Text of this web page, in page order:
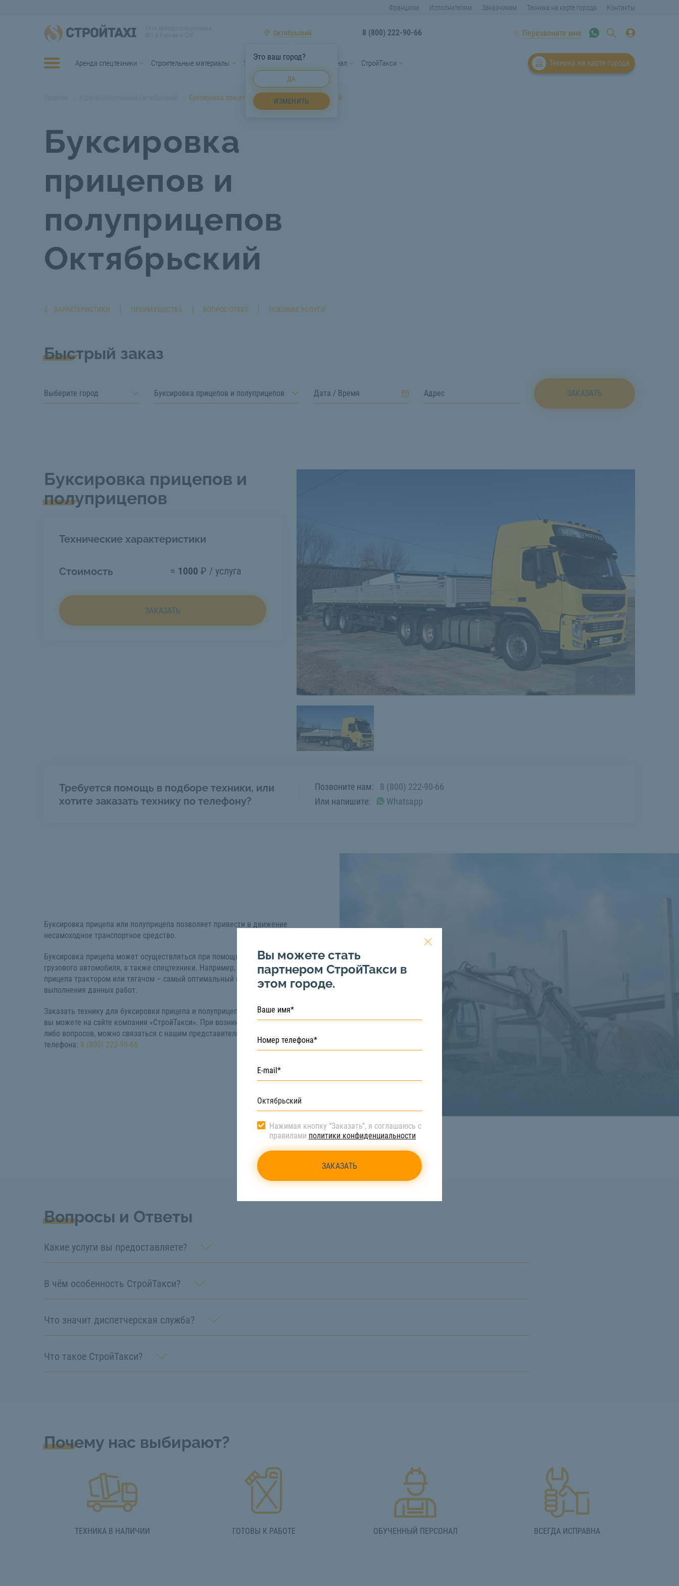
Франшиза Исполнителям Заказчикам Техника на карте города Контакты
Октябрьский
Это ваш город?
ДА
ИЗМЕНИТЬ
8 (800) 222-90-66 Перезвоните мне
Аренда спецтехники Строительные материалы Услуги спецтехники Персонал СтройТакси Техника на карте города
Буксировка прицепов и полуприцепов Октябрьский
Буксировка
прицепов и
полуприцепов
Октябрьский
ХАРАКТЕРИСТИКИ ПРЕИМУЩЕСТВА ВОПРОС-ОТВЕТ ПОХОЖИЕ УСЛУГИ
Быстрый заказ
Выберите город Буксировка прицепов и полуприцепов ЗАКАЗАТЬ
Буксировка прицепов и
полуприцепов
Технические характеристики
Стоимость ≈ 1000 ₽ / услуга
ЗАКАЗАТЬ
Требуется помощь в подборе техники, или
хотите заказать технику по телефону?
Позвоните нам:
8 (800) 222-90-66
Или напишите:
Whatsapp
Буксировка прицепа или полуприцепа позволяет привести в движение
несамоходное транспортное средство.
Буксировка прицепа может осуществляться при помощи легкового или
грузового автомобиля, а также спецтехники. Например, буксировка
прицепа трактором или тягачом – самый оптимальный вариант для
выполнения данных работ.
Заказать технику для буксировки прицепа и полуприцепа в Октябрьском
вы можете на сайте компании «СтройТакси». При возникновении каких-
либо вопросов, можно связаться с нашим представителем по номеру
телефона: 8 (800) 222-90-66
Вопросы и Ответы
Какие услуги вы предоставляете?
В чём особенность СтройТакси?
Что значит диспетчерская служба?
Что такое СтройТакси?
Почему нас выбирают?
ТЕХНИКА В НАЛИЧИИ ГОТОВЫ К РАБОТЕ ОБУЧЕННЫЙ ПЕРСОНАЛ ВСЕГДА ИСПРАВНА
Вы можете стать
партнером СтройТакси в
этом городе.
Нажимая кнопку “Заказать”, я соглашаюсь с
правилами политики конфиденциальности